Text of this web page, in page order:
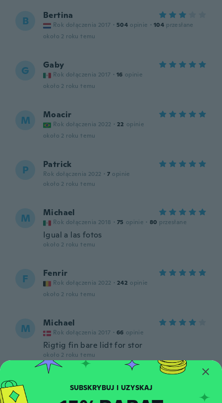
B Bertina
Rok dołączenia 2017 · 504 opinie · 104 przesłane
około 2 roku temu
G Gaby
Rok dołączenia 2017 · 16 opinie
około 2 roku temu
M Moacir
Rok dołączenia 2022 · 22 opinie
około 2 roku temu
P Patrick
Rok dołączenia 2022 · 7 opinie
około 2 roku temu
M Michael
Rok dołączenia 2018 · 75 opinie · 80 przesłane
Igual a las fotos
około 2 roku temu
F Fenrir
Rok dołączenia 2022 · 242 opinie
około 2 roku temu
M Michael
Rok dołączenia 2017 · 66 opinie
Rigtig fin bare lidt for stor
około 2 roku temu
F